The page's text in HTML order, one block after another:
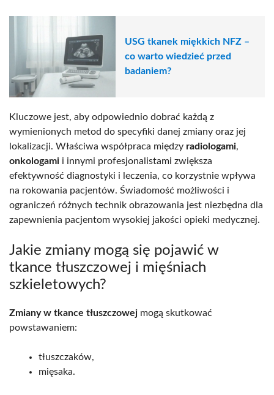
USG tkanek miękkich NFZ –
co warto wiedzieć przed
badaniem?
Kluczowe jest, aby odpowiednio dobrać każdą z
wymienionych metod do specyfiki danej zmiany oraz jej
lokalizacji. Właściwa współpraca między radiologami,
onkologami i innymi profesjonalistami zwiększa
efektywność diagnostyki i leczenia, co korzystnie wpływa
na rokowania pacjentów. Świadomość możliwości i
ograniczeń różnych technik obrazowania jest niezbędna dla
zapewnienia pacjentom wysokiej jakości opieki medycznej.
Jakie zmiany mogą się pojawić w
tkance tłuszczowej i mięśniach
szkieletowych?
Zmiany w tkance tłuszczowej mogą skutkować
powstawaniem:
tłuszczaków,
mięsaka.